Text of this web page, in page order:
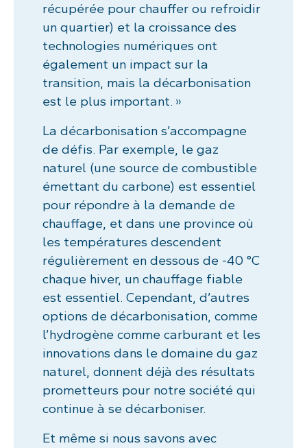
récupérée pour chauffer ou refroidir
un quartier) et la croissance des
technologies numériques ont
également un impact sur la
transition, mais la décarbonisation
est le plus important. »
La décarbonisation s’accompagne
de défis. Par exemple, le gaz
naturel (une source de combustible
émettant du carbone) est essentiel
pour répondre à la demande de
chauffage, et dans une province où
les températures descendent
régulièrement en dessous de -40 °C
chaque hiver, un chauffage fiable
est essentiel. Cependant, d’autres
options de décarbonisation, comme
l’hydrogène comme carburant et les
innovations dans le domaine du gaz
naturel, donnent déjà des résultats
prometteurs pour notre société qui
continue à se décarboniser.
Et même si nous savons avec